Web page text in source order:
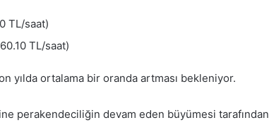
TL/saat)
TL/saat)
yılda ortalama bir oranda artması bekleniyor.
perakendeciliğin devam eden büyümesi tarafından